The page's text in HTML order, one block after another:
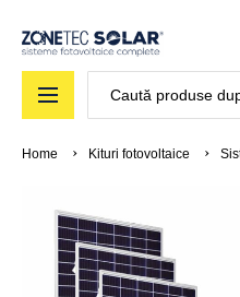
Home Kituri fotovoltaice